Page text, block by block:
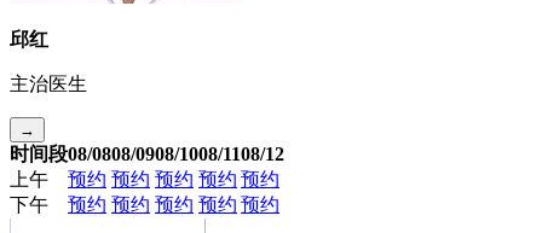
邱红
主治医生
→
时间段08/0808/0908/1008/1108/12
上午
预约 预约 预约 预约 预约
下午
预约 预约 预约 预约 预约